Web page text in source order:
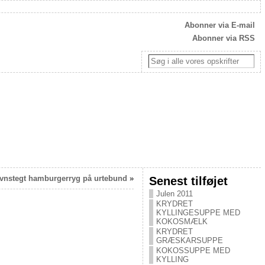
Abonner via E-mail
Abonner via RSS
hamburgerryg på urtebund » Senest tilføjet
Julen 2011
KRYDRET
KYLLINGESUPPE MED
KOKOSMÆLK
KRYDRET
GRÆSKARSUPPE
KOKOSSUPPE MED
KYLLING